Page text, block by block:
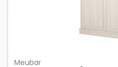
Meubar